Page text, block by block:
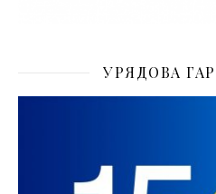
УРЯДОВА